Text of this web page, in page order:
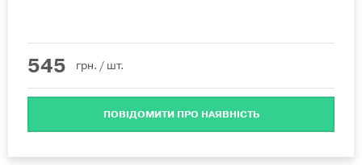
545 грн. / шт.
ПОВІДОМИТИ ПРО НАЯВНІСТЬ